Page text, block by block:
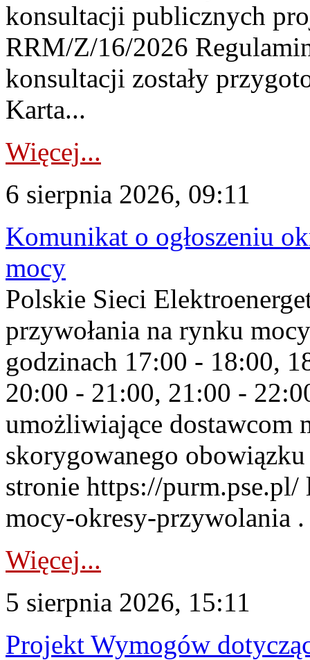
konsultacji publicznych
RRM/Z/16/2026
konsultacji zostały
Karta...
Więcej...
6 sierpnia 2026, 09:11
Komunikat o ogłoszeniu
mocy
Polskie Sieci
przywołania na rynku
godzinach 17:00 - 18:00,
20:00 - 21:00, 21:00 -
umożliwiające dostawcom
skorygowanego
stronie https://
mocy-okresy-przywolania
Więcej...
5 sierpnia 2026, 15:11
Projekt Wymogów